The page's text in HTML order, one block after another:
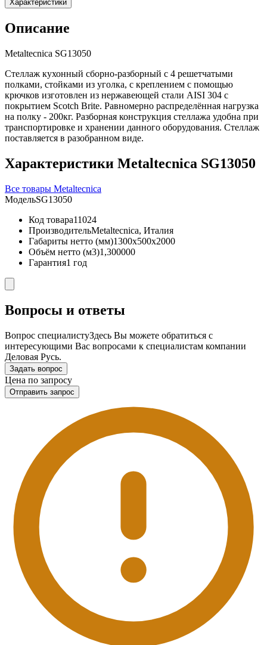
Характеристики
Описание
Metaltecnica SG13050
Стеллаж кухонный сборно-разборный с 4 решетчатыми
полками, стойками из уголка, с креплением с помощью
крючков изготовлен из нержавеющей стали AISI 304 с
покрытием Scotch Brite. Равномерно распределённая нагрузка
на полку - 200кг. Разборная конструкция стеллажа удобна при
транспортировке и хранении данного оборудования. Стеллаж
поставляется в разобранном виде.
Характеристики Metaltecnica SG13050
Все товары Metaltecnica
МодельSG13050
Код товара11024
ПроизводительMetaltecnica, Италия
Габариты нетто (мм)1300x500x2000
Объём нетто (м3)1,300000
Гарантия1 год
Вопросы и ответы
Вопрос специалистуЗдесь Вы можете обратиться с
интересующими Вас вопросами к специалистам компании
Деловая Русь.
Задать вопрос
Цена по запросу
Отправить запрос